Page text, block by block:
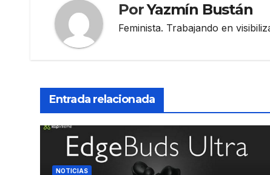
PorYazmín Bustán
Feminista. Trabajando en
Entrada relacionada
NOTICIAS